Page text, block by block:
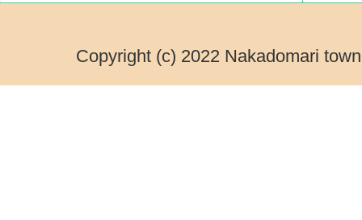
Copyright (c) 2022 Nakadomari